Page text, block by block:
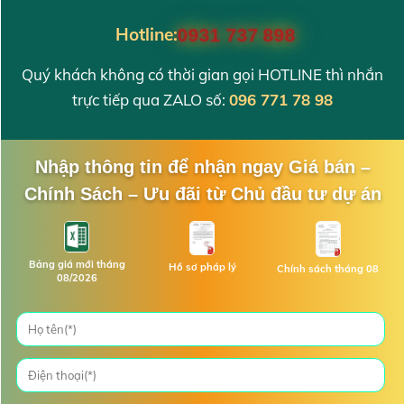
Hotline:0931 737 898
Quý khách không có thời gian gọi HOTLINE thì nhắn
trực tiếp qua ZALO số: 096 771 78 98
Nhập thông tin để nhận ngay Giá bán –
Chính Sách – Ưu đãi từ Chủ đầu tư dự án
Bảng giá mới tháng
08/2026
Hồ sơ pháp lý Chính sách tháng 08